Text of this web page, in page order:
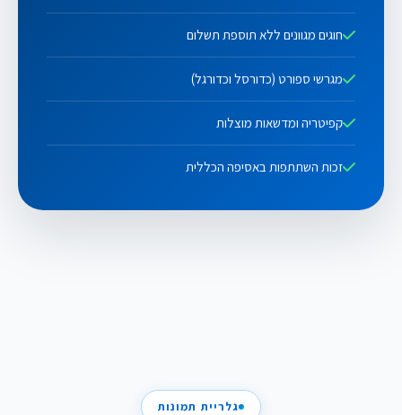
חוגים מגוונים ללא תוספת תשלום
מגרשי ספורט (כדורסל וכדורגל)
קפיטריה ומדשאות מוצלות
זכות השתתפות באסיפה הכללית
גלריית תמונות